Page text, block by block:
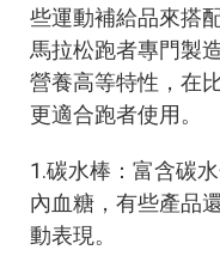
些運動補給品來搭
馬拉松跑者專門製
營養高等特性，在
更適合跑者使用。
1.碳水棒：富含碳
內血糖，有些產品
動表現。